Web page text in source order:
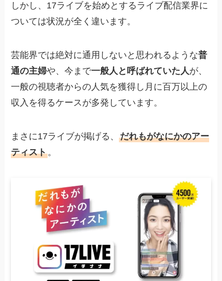
しかし、17ライブを始めとするライブ配信業界に
ついては状況が全く違います。
芸能界では絶対に通用しないと思われるような普
通の主婦や、今まで一般人と呼ばれていた人が、
一般の視聴者からの人気を獲得し月に百万以上の
収入を得るケースが多発しています。
まさに17ライブが掲げる、だれもがなにかのアー
ティスト。